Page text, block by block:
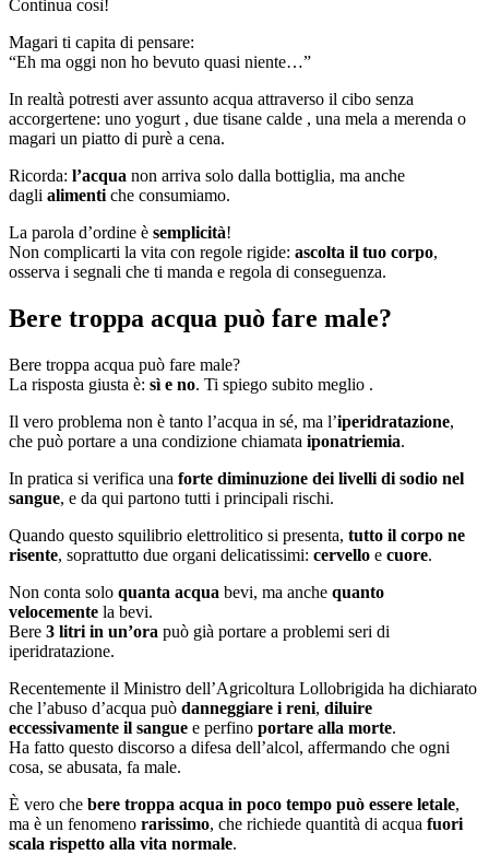
Continua così!
Magari ti capita di pensare:
“Eh ma oggi non ho bevuto quasi niente…”
In realtà potresti aver assunto acqua attraverso il cibo senza
accorgertene: uno yogurt , due tisane calde , una mela a merenda o
magari un piatto di purè a cena.
Ricorda: l’acqua non arriva solo dalla bottiglia, ma anche
dagli alimenti che consumiamo.
La parola d’ordine è semplicità!
Non complicarti la vita con regole rigide: ascolta il tuo corpo,
osserva i segnali che ti manda e regola di conseguenza.
Bere troppa acqua può fare male?
Bere troppa acqua può fare male?
La risposta giusta è: sì e no. Ti spiego subito meglio .
Il vero problema non è tanto l’acqua in sé, ma l’iperidratazione,
che può portare a una condizione chiamata iponatriemia.
In pratica si verifica una forte diminuzione dei livelli di sodio nel
sangue, e da qui partono tutti i principali rischi.
Quando questo squilibrio elettrolitico si presenta, tutto il corpo ne
risente, soprattutto due organi delicatissimi: cervello e cuore.
Non conta solo quanta acqua bevi, ma anche quanto
velocemente la bevi.
Bere 3 litri in un’ora può già portare a problemi seri di
iperidratazione.
Recentemente il Ministro dell’Agricoltura Lollobrigida ha dichiarato
che l’abuso d’acqua può danneggiare i reni, diluire
eccessivamente il sangue e perfino portare alla morte.
Ha fatto questo discorso a difesa dell’alcol, affermando che ogni
cosa, se abusata, fa male.
È vero che bere troppa acqua in poco tempo può essere letale,
ma è un fenomeno rarissimo, che richiede quantità di acqua fuori
scala rispetto alla vita normale.